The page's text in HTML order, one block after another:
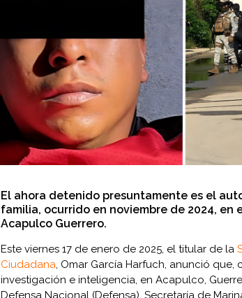
El ahora detenido presuntamente es el
familia, ocurrido en noviembre de 2024, en
Acapulco Guerrero.
Este viernes 17 de enero de 2025, el titular de la
Ciudadana, Omar García Harfuch, anunció
investigación e inteligencia, en Acapulco,
Defensa Nacional (Defensa), Secretaría de